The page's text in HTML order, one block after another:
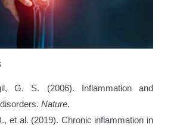
G. S. (2006). Inflammation and
Nature.
et al. (2019). Chronic inflammation in